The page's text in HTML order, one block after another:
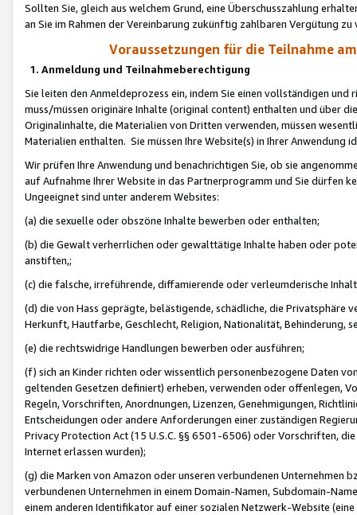
Sollten Sie, gleich aus welchem Grund, eine Überschusszahlung
an Sie im Rahmen der Vereinbarung zukünftig zahlbaren Vergütung zu
Voraussetzungen für die Teilnahme
1. Anmeldung und Teilnahmeberechtigung
Sie leiten den Anmeldeprozess ein, indem Sie einen vollständigen
muss/müssen originäre Inhalte (original content) enthalten und über
Originalinhalte, die Materialien von Dritten verwenden, müssen
Materialien enthalten. Sie müssen Ihre Website(s) in Ihrer Anwendung
Wir prüfen Ihre Anwendung und benachrichtigen Sie, ob sie
auf Aufnahme Ihrer Website in das Partnerprogramm und Sie dürfen
Ungeeignet sind unter anderem Websites:
(a) die sexuelle oder obszöne Inhalte bewerben oder enthalten;
(b) die Gewalt verherrlichen oder gewalttätige Inhalte haben oder
anstiften,;
(c) die falsche, irreführende, diffamierende oder verleumderische
(d) die von Hass geprägte, belästigende, schädliche, die Privatsphäre
Herkunft, Hautfarbe, Geschlecht, Religion, Nationalität, Behinderung,
(e) die rechtswidrige Handlungen bewerben oder ausführen;
(f) sich an Kinder richten oder wissentlich personenbezogene Daten
geltenden Gesetzen definiert) erheben, verwenden oder offenlegen,
Regeln, Vorschriften, Anordnungen, Lizenzen, Genehmigungen,
Entscheidungen oder andere Anforderungen einer zuständigen
Privacy Protection Act (15 U.S.C. §§ 6501-6506) oder Vorschriften,
Internet erlassen wurden);
(g) die Marken von Amazon oder unseren verbundenen Unternehmen
verbundenen Unternehmen in einem Domain-Namen, Subdomain-
einem anderen Identifikator auf einer sozialen Netzwerk-Website